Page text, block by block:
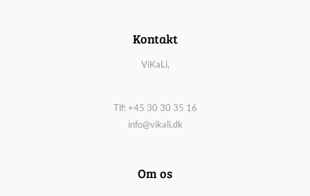
Kontakt
ViKaLi,
Tlf: +45 30 30 35 16
info@vikali.dk
Om os